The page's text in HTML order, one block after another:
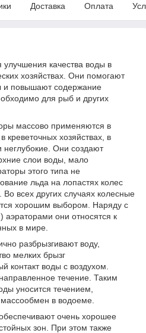
Доставка Оплата
качества воды в
хозяйствах. Они помогают
и повышают содержание
для рыб и других
массово применяются в
креветочных хозяйствах, в
Они создают
слои воды, мало
этого типа не
льда на лопастях колес
всех других случаях колесные
хорошим выбором. Наряду с
они относятся к
в мире.
разбрызгивают воду,
мелких брызг
контакт воды с воздухом.
течение. Таким
уносится течением,
в водоеме.
очень хорошее
зон. При этом также